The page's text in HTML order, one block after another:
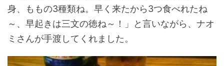
身、ももの3種類ね。早く来たから3つ食べれたね
～、早起きは三文の徳ね～！」と言いながら、ナオ
ミさんが手渡してくれました。